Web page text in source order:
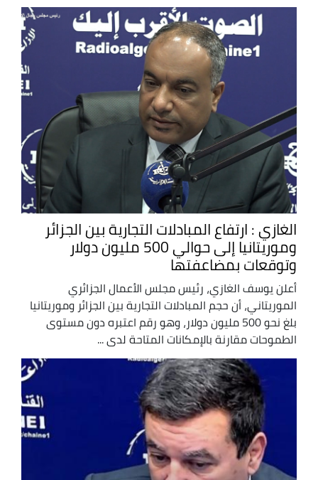
الغازي : ارتفاع المبادلات التجارية بين الجزائر
وموريتانيا إلى حوالي 500 مليون دولار
وتوقعات بمضاعفتها
أعلن يوسف الغازي، رئيس مجلس الأعمال الجزائري
الموريتاني، أن حجم المبادلات التجارية بين الجزائر وموريتانيا
بلغ نحو 500 مليون دولار، وهو رقم اعتبره دون مستوى
الطموحات مقارنة بالإمكانات المتاحة لدى ...